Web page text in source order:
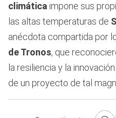
climática impone sus
las altas temperaturas de
anécdota compartida por
de Tronos, que
la resiliencia y la
de un proyecto de tal